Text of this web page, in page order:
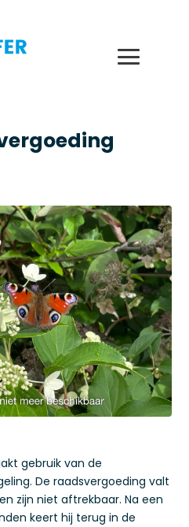
gebruik van de
De raadsvergoeding valt
zijn niet aftrekbaar. Na een
keert hij terug in de